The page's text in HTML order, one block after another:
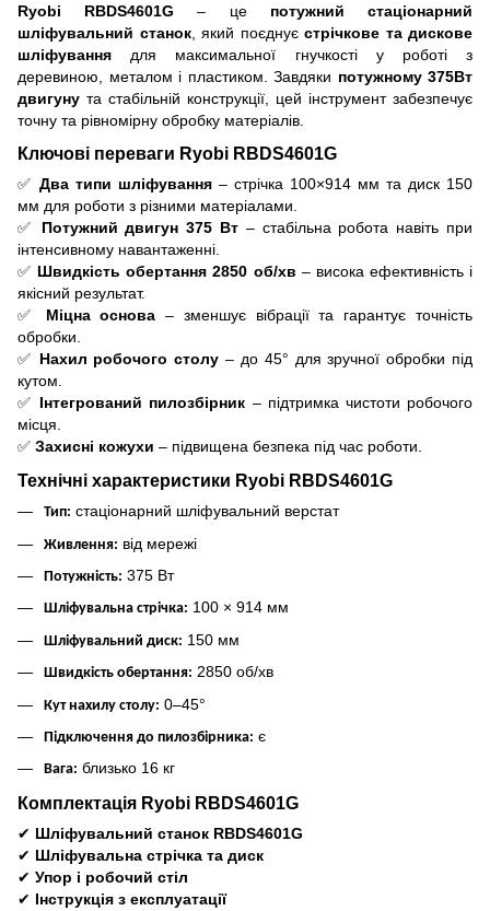
Ryobi RBDS4601G – це потужний стаціонарний
шліфувальний станок, який поєднує стрічкове та дискове
шліфування для максимальної гнучкості у роботі з
деревиною, металом і пластиком. Завдяки потужному 375Вт
двигуну та стабільній конструкції, цей інструмент забезпечує
точну та рівномірну обробку матеріалів.
Ключові переваги Ryobi RBDS4601G
✅ Два типи шліфування – стрічка 100×914 мм та диск 150
мм для роботи з різними матеріалами.
✅
Потужний двигун 375 Вт – стабільна робота навіть при
інтенсивному навантаженні.
✅ Швидкість обертання 2850 об/хв – висока ефективність і
якісний результат.
✅
Міцна основа – зменшує вібрації та гарантує точність
обробки.
✅ Нахил робочого столу – до 45° для зручної обробки під
кутом.
✅ Інтегрований пилозбірник – підтримка чистоти робочого
місця.
✅ Захисні кожухи – підвищена безпека під час роботи.
Технічні характеристики Ryobi RBDS4601G
Тип: стаціонарний шліфувальний верстат
Живлення: від мережі
Потужність: 375 Вт
Шліфувальна стрічка: 100 × 914 мм
Шліфувальний диск: 150 мм
Швидкість обертання: 2850 об/хв
Кут нахилу столу: 0–45°
Підключення до пилозбірника: є
Вага: близько 16 кг
Комплектація Ryobi RBDS4601G
✔ Шліфувальний станок RBDS4601G
✔ Шліфувальна стрічка та диск
✔ Упор і робочий стіл
✔ Інструкція з експлуатації